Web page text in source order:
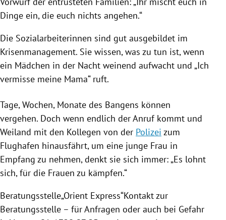
Dinge ein, die euch nichts angehen.“
Die Sozialarbeiterinnen sind gut ausgebildet im
Krisenmanagement. Sie wissen, was zu tun ist, wenn
ein Mädchen in der Nacht weinend aufwacht und „Ich
vermisse meine Mama“ ruft.
Tage, Wochen, Monate des Bangens können
vergehen. Doch wenn endlich der Anruf kommt und
Weiland mit den Kollegen von der Polizei zum
Flughafen hinausfährt, um eine junge Frau in
Empfang zu nehmen, denkt sie sich immer: „Es lohnt
sich, für die Frauen zu kämpfen.“
Beratungsstelle„Orient Express“Kontakt zur
Beratungsstelle – für Anfragen oder auch bei Gefahr